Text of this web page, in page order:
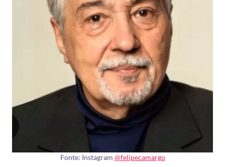
Fonte: Instagram @felipecamargo